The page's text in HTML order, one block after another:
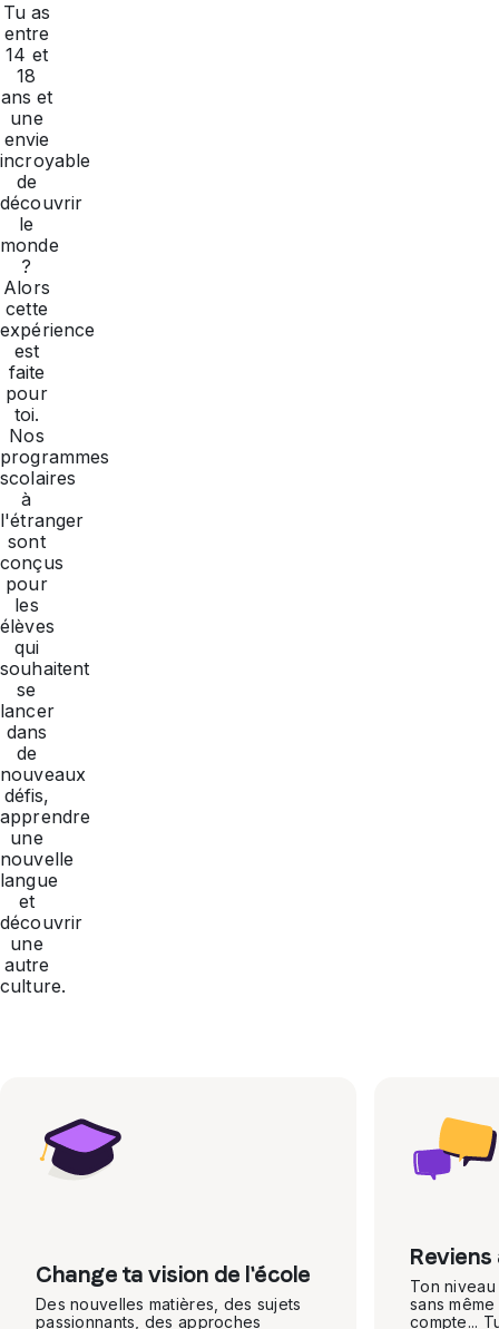
Tu as
entre
14 et
18
ans et
une
envie
incroyable
de
découvrir
le
monde
?
Alors
cette
expérience
est
faite
pour
toi.
Nos
programmes
scolaires
à
l'étranger
sont
conçus
pour
les
élèves
qui
souhaitent
se
lancer
dans
de
nouveaux
défis,
apprendre
une
nouvelle
langue
et
découvrir
une
autre
culture.
Change ta vision de l'école
Des nouvelles matières, des sujets
passionnants, des approches
Ton
sans
compte...